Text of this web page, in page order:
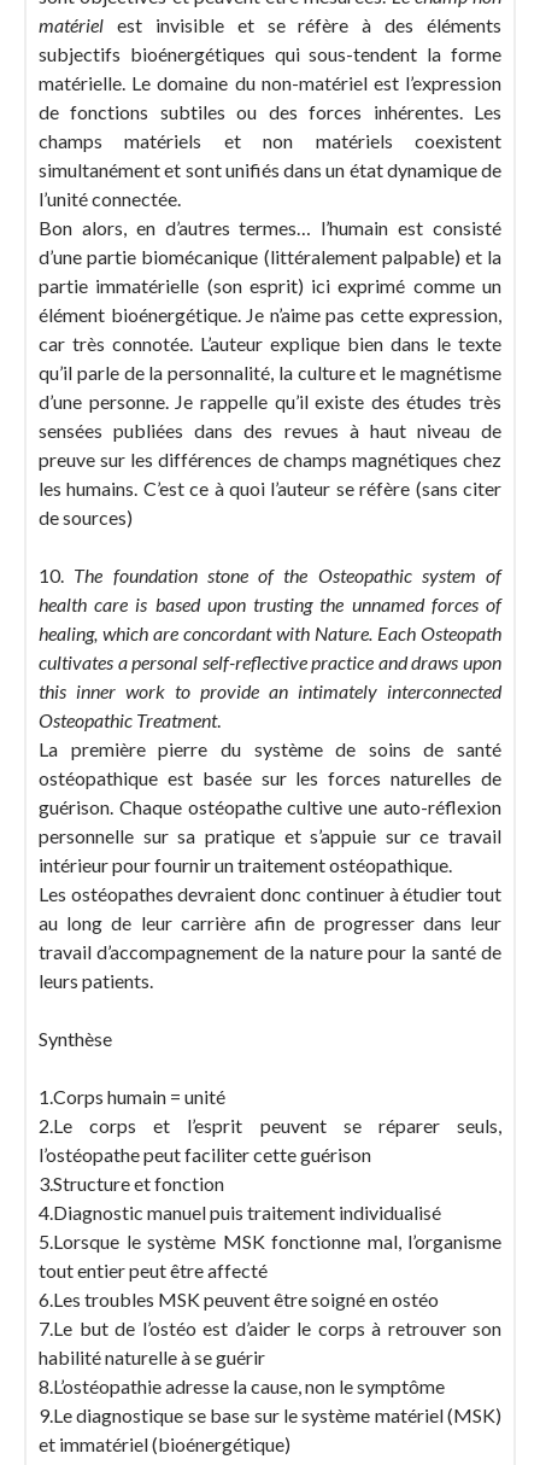
matériel est invisible et se réfère à des éléments
subjectifs bioénergétiques qui sous-tendent la forme
matérielle. Le domaine du non-matériel est l’expression
de fonctions subtiles ou des forces inhérentes. Les
champs matériels et non matériels coexistent
simultanément et sont unifiés dans un état dynamique de
l’unité connectée.
Bon alors, en d’autres termes… l’humain est consisté
d’une partie biomécanique (littéralement palpable) et la
partie immatérielle (son esprit) ici exprimé comme un
élément bioénergétique. Je n’aime pas cette expression,
car très connotée. L’auteur explique bien dans le texte
qu’il parle de la personnalité, la culture et le magnétisme
d’une personne. Je rappelle qu’il existe des études très
sensées publiées dans des revues à haut niveau de
preuve sur les différences de champs magnétiques chez
les humains. C’est ce à quoi l’auteur se réfère (sans citer
de sources)
10. The foundation stone of the Osteopathic system of
health care is based upon trusting the unnamed forces of
healing, which are concordant with Nature. Each Osteopath
cultivates a personal self-reflective practice and draws upon
this inner work to provide an intimately interconnected
Osteopathic Treatment.
La première pierre du système de soins de santé
ostéopathique est basée sur les forces naturelles de
guérison. Chaque ostéopathe cultive une auto-réflexion
personnelle sur sa pratique et s’appuie sur ce travail
intérieur pour fournir un traitement ostéopathique.
Les ostéopathes devraient donc continuer à étudier tout
au long de leur carrière afin de progresser dans leur
travail d’accompagnement de la nature pour la santé de
leurs patients.
Synthèse
1.Corps humain = unité
2.Le corps et l’esprit peuvent se réparer seuls,
l’ostéopathe peut faciliter cette guérison
3.Structure et fonction
4.Diagnostic manuel puis traitement individualisé
5.Lorsque le système MSK fonctionne mal, l’organisme
tout entier peut être affecté
6.Les troubles MSK peuvent être soigné en ostéo
7.Le but de l’ostéo est d’aider le corps à retrouver son
habilité naturelle à se guérir
8.L’ostéopathie adresse la cause, non le symptôme
9.Le diagnostique se base sur le système matériel (MSK)
et immatériel (bioénergétique)